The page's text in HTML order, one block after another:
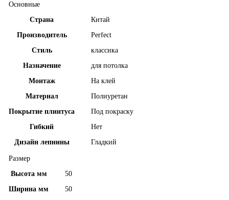
Основные
Страна
Китай
Производитель
Perfect
Стиль
классика
Назначение
для потолка
Монтаж
На клей
Материал
Полиуретан
Покрытие плинтуса
Под покраску
Гибкий
Нет
Дизайн лепнины
Гладкий
Размер
Высота мм
50
Ширина мм
50